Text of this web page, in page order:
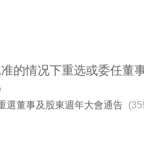
的情况下重选或委任董
選董事及股東週年大會通告